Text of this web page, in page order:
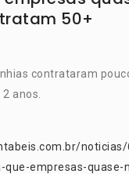
50+
contrataram
anos.
que-empresas-quase-